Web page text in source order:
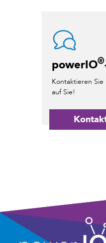
powerIO®
Kontaktieren
auf Sie!